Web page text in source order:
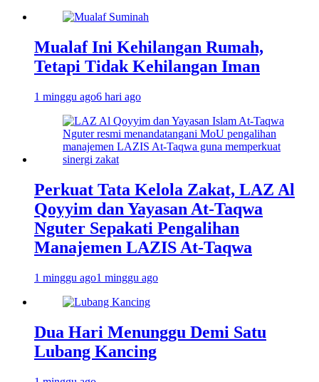
Mualaf Ini Kehilangan Rumah,
Tetapi Tidak Kehilangan Iman
1 minggu ago6 hari ago
Perkuat Tata Kelola Zakat, LAZ Al
Qoyyim dan Yayasan At-Taqwa
Nguter Sepakati Pengalihan
Manajemen LAZIS At-Taqwa
1 minggu ago1 minggu ago
Dua Hari Menunggu Demi Satu
Lubang Kancing